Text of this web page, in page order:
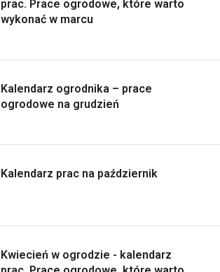
prac. Prace ogrodowe, które warto
wykonać w marcu
Kalendarz ogrodnika – prace
ogrodowe na grudzień
Kalendarz prac na październik
Kwiecień w ogrodzie - kalendarz